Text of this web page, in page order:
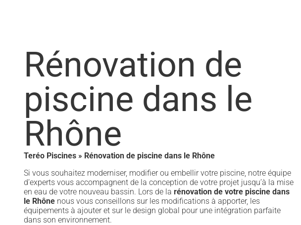
Rénovation de
piscine dans le
Rhône
Teréo Piscines » Rénovation de piscine dans le Rhône
Si vous souhaitez moderniser, modifier ou embellir votre piscine, notre équipe
d’experts vous accompagnent de la conception de votre projet jusqu’à la mise
en eau de votre nouveau bassin. Lors de la rénovation de votre piscine dans
le Rhône nous vous conseillons sur les modifications à apporter, les
équipements à ajouter et sur le design global pour une intégration parfaite
dans son environnement.